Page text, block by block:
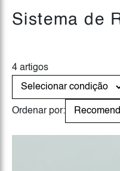
Sistema de
4 artigos
Ordenar por: